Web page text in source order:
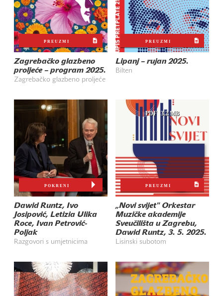
PREUZMI
Zagrebačko glazbeno
proljeće – program 2025.
Zagrebačko glazbeno proljeće
PREUZMI
Lipanj – rujan 2025.
Bilten
POKRENI
Dawid Runtz, Ivo
Josipović, Letizia Ulika
Roce, Ivan Petrović-
Poljak
Razgovori s umjetnicima
PDF 3.2 MB
PREUZMI
„Novi svijet" Orkestar
Muzičke akademije
Sveučilišta u Zagrebu,
Dawid Runtz, 3. 5. 2025.
Lisinski subotom